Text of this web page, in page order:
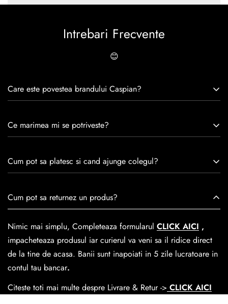
Intrebari Frecvente
😊
Care este povestea brandului Caspian?
experiență de peste 30 de ani în industria modei, Caspian se
satisfacția clienților.Fiecare pereche de încălțăminte Caspian
este creată cu mândrie de meșteri pricepuți, care aduc la
trecerea timpului.
Ce marimea mi se potriveste?
Cum pot sa platesc si cand ajunge colegul?
medie livrarea dureaza 1-2 zilelucratoare prin
Easybox-ul Emag.
Cosul de livrareeste 15 lei pentru o comanda mai mica de
390 lei si Gratuit pentru o comanda de peste 390 lei.
Cum pot sa returnez un produs?
Nimic mai simplu, Completeaza formularul CLICK AICI ,
impacheteaza produsul iar curierul va veni sa il ridice direct
de la tine de acasa. Banii sunt inapoiati in 5 zile lucratoare in
contul tau bancar.
Citeste toti mai multe despre Livrare & Retur -> CLICK AICI